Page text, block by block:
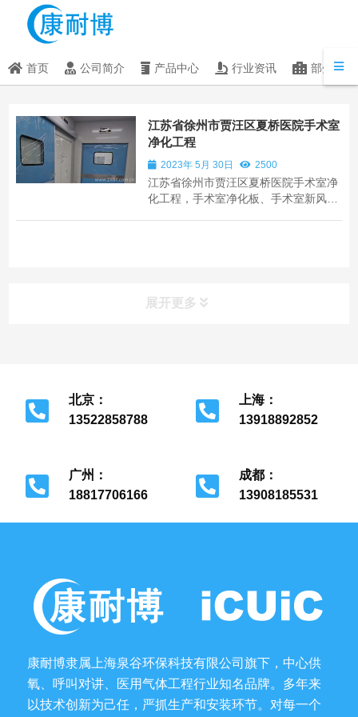
首页 公司简介 产品中心 行业资讯 部分客户
江苏省徐州市贾汪区夏桥医院手术室
净化工程
2023年 5月 30日 2500
江苏省徐州市贾汪区夏桥医院手术室净
化工程，手术室净化板、手术室新风空
展开更多
北京：
13522858788
上海：
13918892852
广州：
18817706166
成都：
13908185531
康耐博隶属上海泉谷环保科技有限公司旗下，中心供
氧、呼叫对讲、医用气体工程行业知名品牌。多年来
以技术创新为己任，严抓生产和安装环节。对每一个